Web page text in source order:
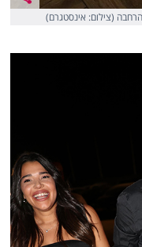
(צילום: אינסטגרם)